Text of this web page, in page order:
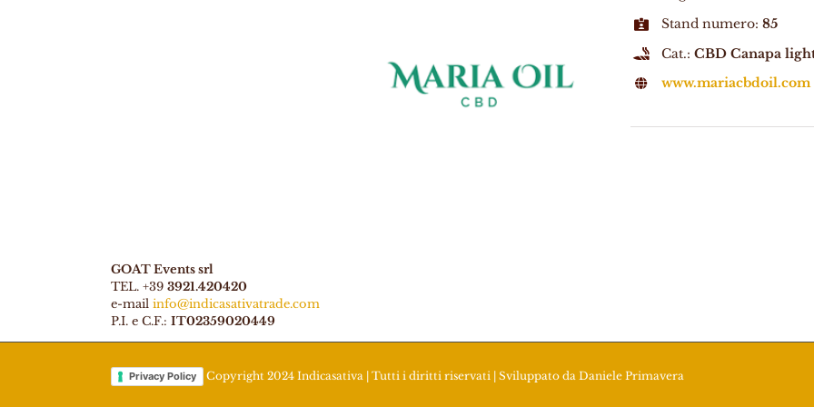
Stand numero: 85
Cat.: CBD Canapa
www.mariacbdoil.com
GOAT Events srl
TEL. +39 3921.420420
e-mail info@indicasativatrade.com
P.I. e C.F.: IT02359020449
Privacy Policy Copyright 2024 Indicasativa | Tutti i diritti riservati | Sviluppato da Daniele Primavera